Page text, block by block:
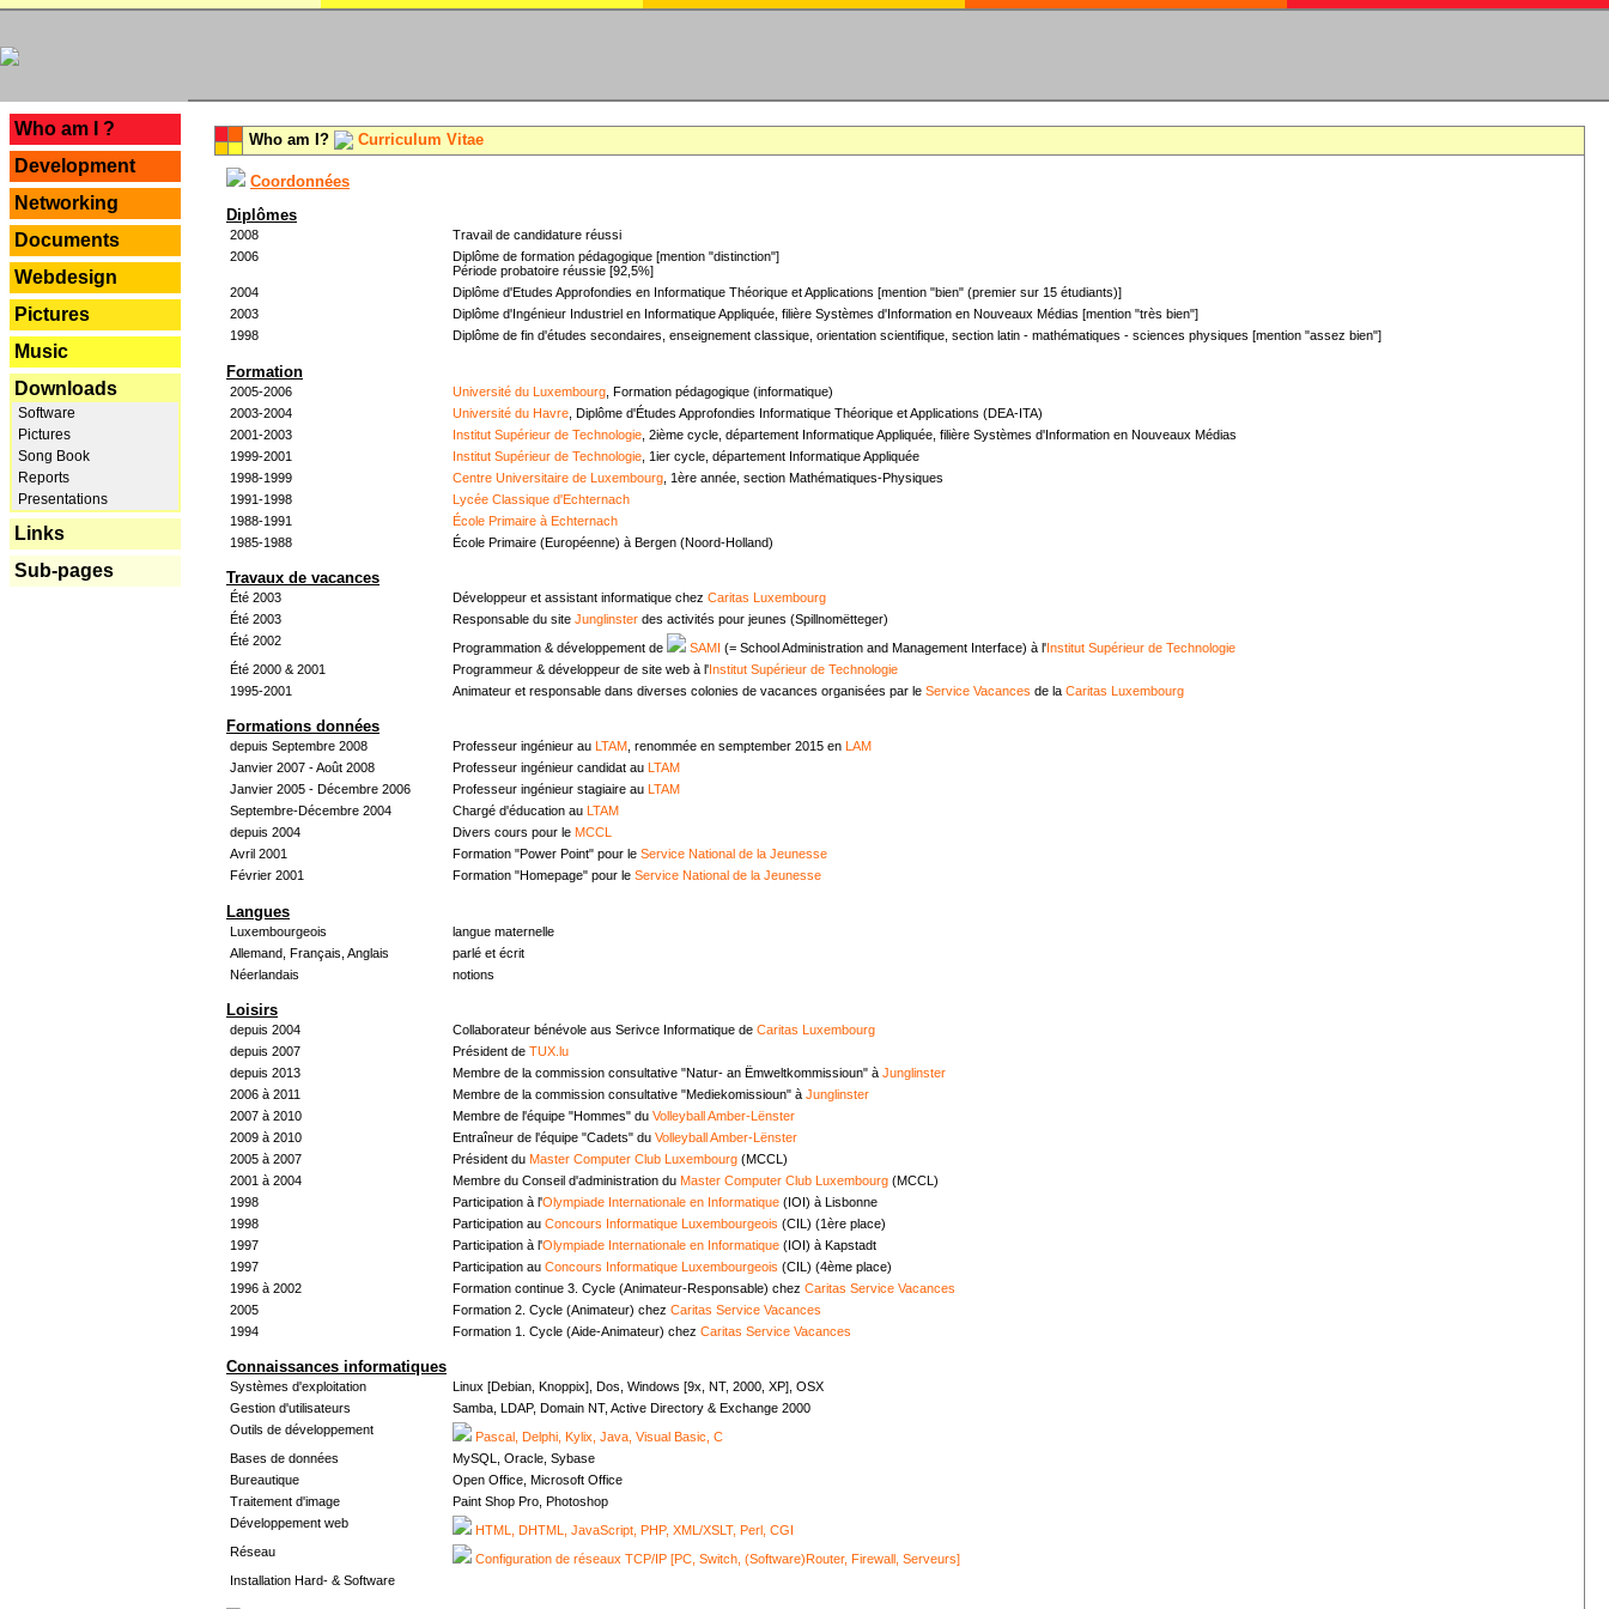
Who am I ?
Development
Networking
Documents
Webdesign
Pictures
Music
Downloads
Software
Pictures
Song Book
Reports
Presentations
Links
Sub-pages
Who am I? Curriculum Vitae
Coordonnées
Diplômes
2008
Travail de candidature réussi
2006
Diplôme de formation pédagogique [mention "distinction"]
Période probatoire réussie [92,5%]
2004
Diplôme d'Etudes Approfondies en Informatique Théorique et Applications [mention "bien" (premier sur 15 étudiants)]
2003
Diplôme d'Ingénieur Industriel en Informatique Appliquée, filière Systèmes d'Information en Nouveaux Médias [mention "très bien"]
1998
Diplôme de fin d'études secondaires, enseignement classique, orientation scientifique, section latin - mathématiques - sciences physiques [mention "assez bien"]
Formation
2005-2006 Université du Luxembourg , Formation pédagogique (informatique)
2003-2004
Université du Havre , Diplôme d'Études Approfondies Informatique Théorique et Applications (DEA-ITA)
2001-2003
Institut Supérieur de Technologie , 2ième cycle, département Informatique Appliquée, filière Systèmes d'Information en Nouveaux Médias
1999-2001
Institut Supérieur de Technologie , 1ier cycle, département Informatique Appliquée
1998-1999
Centre Universitaire de Luxembourg , 1ère année, section Mathématiques-Physiques
1991-1998
Lycée Classique d'Echternach
1988-1991
École Primaire à Echternach
1985-1988
École Primaire (Européenne) à Bergen (Noord-Holland)
Travaux de vacances
Été 2003 Développeur et assistant informatique chez Caritas Luxembourg
Été 2003
Responsable du site Junglinster des activités pour jeunes (Spillnomëtteger)
Été 2002
Programmation & développement de SAMI (= School Administration and Management Interface) à l'Institut Supérieur de Technologie
Été 2000 & 2001
Programmeur & développeur de site web à l'Institut Supérieur de Technologie
1995-2001
Animateur et responsable dans diverses colonies de vacances organisées par le Service Vacances de la Caritas Luxembourg
Formations données
depuis Septembre 2008 Professeur ingénieur au LTAM , renommée en semptember 2015 en
LAM
Janvier 2007 - Août 2008
Professeur ingénieur candidat au
LTAM
Janvier 2005 - Décembre 2006
Professeur ingénieur stagiaire au
LTAM
Septembre-Décembre 2004
Chargé d'éducation au
LTAM
depuis 2004
Divers cours pour le MCCL
Avril 2001
Formation "Power Point" pour le Service National de la Jeunesse
Février 2001
Formation "Homepage" pour le Service National de la Jeunesse
Langues
Luxembourgeois
langue maternelle
Allemand, Français, Anglais
parlé et écrit
Néerlandais
notions
Loisirs
depuis 2004 Collaborateur bénévole aus Serivce Informatique de Caritas Luxembourg
depuis 2007
Président de TUX.lu
depuis 2013
Membre de la commission consultative "Natur- an Ëmweltkommissioun" à Junglinster
2006 à 2011
Membre de la commission consultative "Mediekomissioun" à Junglinster
2007 à 2010
Membre de l'équipe "Hommes" du Volleyball Amber-Lënster
2009 à 2010
Entraîneur de l'équipe "Cadets" du Volleyball Amber-Lënster
2005 à 2007
Président du Master Computer Club Luxembourg (MCCL)
2001 à 2004
Membre du Conseil d'administration du Master Computer Club Luxembourg (MCCL)
1998
Participation à l'Olympiade Internationale en Informatique (IOI) à Lisbonne
1998
Participation au Concours Informatique Luxembourgeois (CIL) (1ère place)
1997
Participation à l'Olympiade Internationale en Informatique (IOI) à Kapstadt
1997
Participation au Concours Informatique Luxembourgeois (CIL) (4ème place)
1996 à 2002
Formation continue 3. Cycle (Animateur-Responsable) chez Caritas Service Vacances
2005
Formation 2. Cycle (Animateur) chez Caritas Service Vacances
1994
Formation 1. Cycle (Aide-Animateur) chez Caritas Service Vacances
Connaissances informatiques
Systèmes d'exploitation
Linux [Debian, Knoppix], Dos, Windows [9x, NT, 2000, XP], OSX
Gestion d'utilisateurs
Samba, LDAP, Domain NT, Active Directory & Exchange 2000
Outils de développement
Pascal, Delphi, Kylix, Java, Visual Basic, C
Bases de données
MySQL, Oracle, Sybase
Bureautique
Open Office, Microsoft Office
Traitement d'image
Paint Shop Pro, Photoshop
Développement web
HTML, DHTML, JavaScript, PHP, XML/XSLT, Perl, CGI
Réseau
Configuration de réseaux TCP/IP [PC, Switch, (Software)Router, Firewall, Serveurs]
Installation Hard- & Software